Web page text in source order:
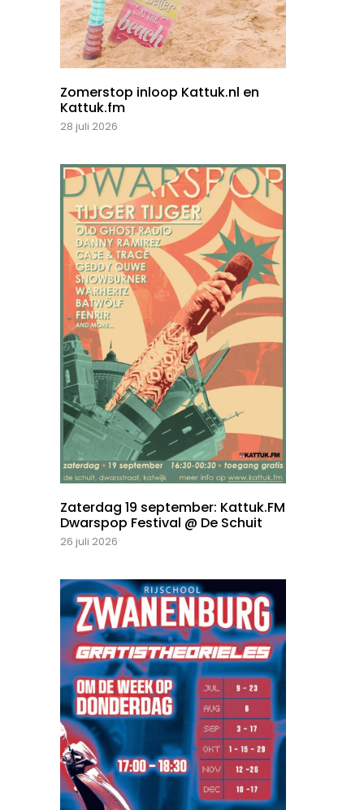
Zomerstop inloop Kattuk.nl en
Kattuk.fm
28 juli 2026
Zaterdag 19 september: Kattuk.FM
Dwarspop Festival @ De Schuit
26 juli 2026